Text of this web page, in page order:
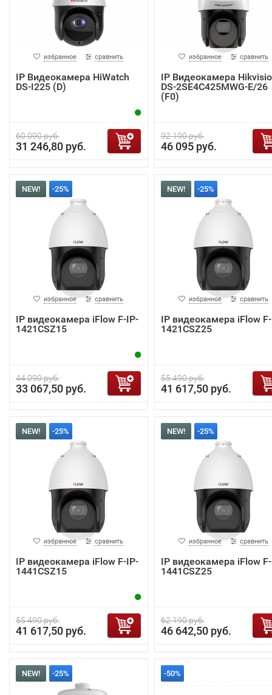
избранное сравнить
IP Видеокамера HiWatch
DS-I225 (D)
60 090 руб.
31 246,80 руб.
избранное сравнить
IP Видеокамера
DS-2SE4C425MWG-E/26
(F0)
92 190 руб.
46 095 руб.
NEW! -25%
избранное сравнить
IP видеокамера iFlow F-IP-
1421CSZ15
44 090 руб.
33 067,50 руб.
NEW! -25%
избранное сравнить
IP видеокамера iFlow
1421CSZ25
55 490 руб.
41 617,50 руб.
NEW! -25%
избранное сравнить
IP видеокамера iFlow F-IP-
1441CSZ15
55 490 руб.
41 617,50 руб.
NEW! -25%
избранное сравнить
IP видеокамера iFlow
1441CSZ25
62 190 руб.
46 642,50 руб.
NEW! -25% -50%